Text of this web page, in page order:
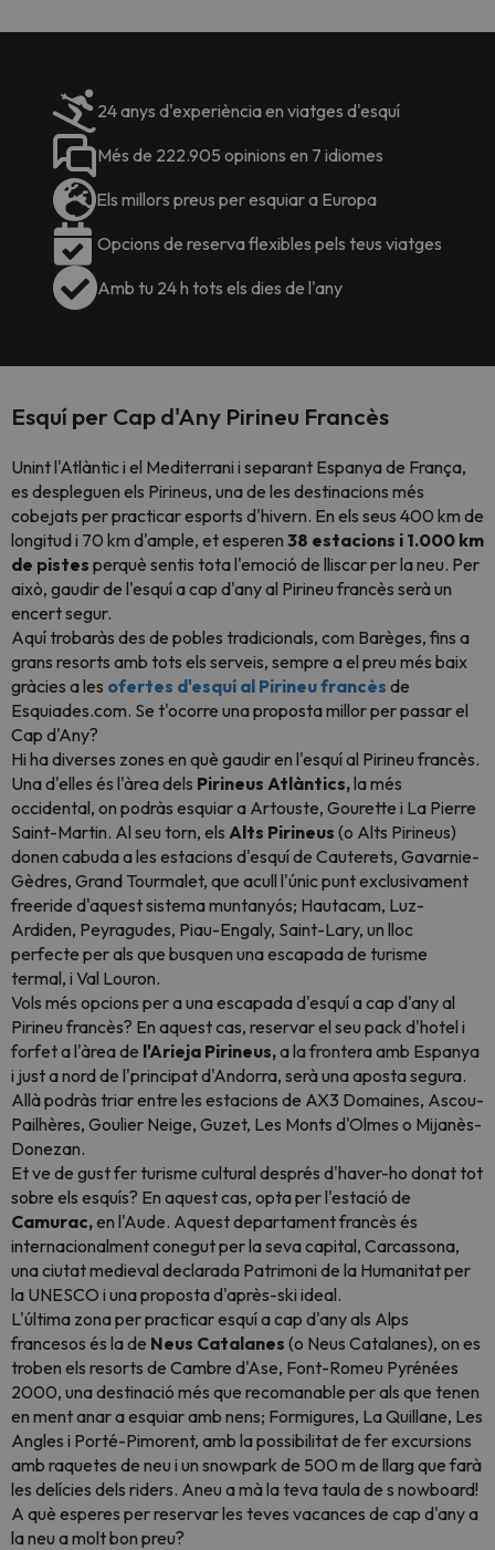
24 anys d'experiència en viatges d'esquí
Més de 222.905 opinions en 7 idiomes
Els millors preus per esquiar a Europa
Opcions de reserva flexibles pels teus viatges
Amb tu 24 h tots els dies de l'any
Esquí per Cap d'Any Pirineu Francès
Unint l'Atlàntic i el Mediterrani i separant Espanya de França,
es despleguen els Pirineus, una de les destinacions més
cobejats per practicar esports d'hivern. En els seus 400 km de
longitud i 70 km d'ample, et esperen 38 estacions i 1.000 km
de pistes perquè sentis tota l'emoció de lliscar per la neu. Per
això, gaudir de l'esquí a cap d'any al Pirineu francès serà un
encert segur.
Aquí trobaràs des de pobles tradicionals, com Barèges, fins a
grans resorts amb tots els serveis, sempre a el preu més baix
gràcies a les ofertes d'esquí al Pirineu francès de
Esquiades.com. Se t'ocorre una proposta millor per passar el
Cap d'Any?
Hi ha diverses zones en què gaudir en l'esquí al Pirineu francès.
Una d'elles és l'àrea dels Pirineus Atlàntics,la més
occidental, on podràs esquiar a Artouste, Gourette i La Pierre
Saint-Martin. Al seu torn, els Alts Pirineus (o Alts Pirineus)
donen cabuda a les estacions d'esquí de Cauterets, Gavarnie-
Gèdres, Grand Tourmalet, que acull l'únic punt exclusivament
freeride d'aquest sistema muntanyós; Hautacam, Luz-
Ardiden, Peyragudes, Piau-Engaly, Saint-Lary, un lloc
perfecte per als que busquen una escapada de turisme
termal, i Val Louron.
Vols més opcions per a una escapada d'esquí a cap d'any al
Pirineu francès? En aquest cas, reservar el seu pack d'hotel i
forfet a l'àrea de l'Arieja Pirineus,a la frontera amb Espanya
i just a nord de l'principat d'Andorra, serà una aposta segura.
Allà podràs triar entre les estacions de AX3 Domaines, Ascou-
Pailhères, Goulier Neige, Guzet, Les Monts d'Olmes o Mijanès-
Donezan.
Et ve de gust fer turisme cultural després d'haver-ho donat tot
sobre els esquís? En aquest cas, opta per l'estació de
Camurac,en l'Aude. Aquest departament francès és
internacionalment conegut per la seva capital, Carcassona,
una ciutat medieval declarada Patrimoni de la Humanitat per
la UNESCO i una propostad'après-ski ideal.
L'última zona per practicar esquí a cap d'any als Alps
francesos és la de Neus Catalanes (o Neus Catalanes), on es
troben els resorts de Cambre d'Ase, Font-Romeu Pyrénées
2000, una destinació més que recomanable per als que tenen
en ment anar a esquiar amb nens; Formigures, La Quillane, Les
Angles i Porté-Pimorent, amb la possibilitat de fer excursions
amb raquetes de neu i un snowpark de 500 m de llarg que farà
les delícies dels riders. Aneu a mà la teva taula de s nowboard!
A què esperes per reservar les teves vacances de cap d'any a
la neu a molt bon preu?